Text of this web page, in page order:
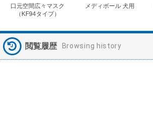
口元空間広々マスク
（KF94タイプ）
メディボール 犬用
閲覧履歴 Browsing history